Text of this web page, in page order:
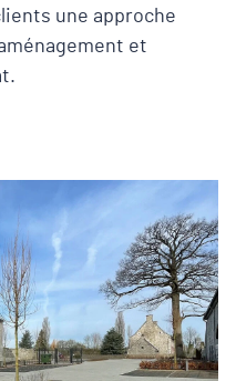
une approche
et